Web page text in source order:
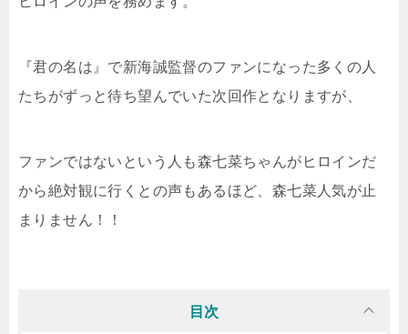
『君の名は』で新海誠監督のファンになった多くの人
たちがずっと待ち望んでいた次回作となりますが、
ファンではないという人も森七菜ちゃんがヒロインだ
から絶対観に行くとの声もあるほど、森七菜人気が止
まりません！！
目次